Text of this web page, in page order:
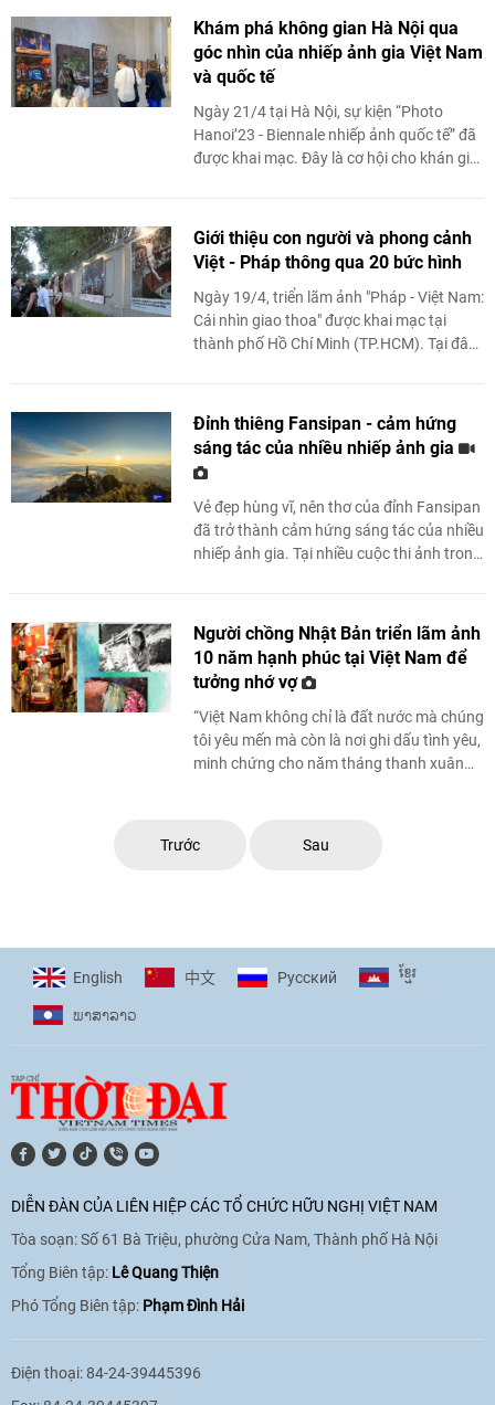
Khám phá không gian Hà Nội qua
góc nhìn của nhiếp ảnh gia Việt Nam
và quốc tế
Ngày 21/4 tại Hà Nội, sự kiện “Photo
Hanoi’23 - Biennale nhiếp ảnh quốc tế” đã
được khai mạc. Đây là cơ hội cho khán giả
Giới thiệu con người và phong cảnh
Việt - Pháp thông qua 20 bức hình
Ngày 19/4, triển lãm ảnh "Pháp - Việt Nam:
Cái nhìn giao thoa" được khai mạc tại
thành phố Hồ Chí Minh (TP.HCM). Tại đây,
Đỉnh thiêng Fansipan - cảm hứng
sáng tác của nhiều nhiếp ảnh gia
Vẻ đẹp hùng vĩ, nên thơ của đỉnh Fansipan
đã trở thành cảm hứng sáng tác của nhiều
nhiếp ảnh gia. Tại nhiều cuộc thi ảnh trong
Người chồng Nhật Bản triển lãm ảnh
10 năm hạnh phúc tại Việt Nam để
tưởng nhớ vợ
“Việt Nam không chỉ là đất nước mà chúng
tôi yêu mến mà còn là nơi ghi dấu tình yêu,
minh chứng cho năm tháng thanh xuân
Trước Sau
English 中文 Pусский ខ្មែរ
ພາ​ສາ​ລາວ
DIỄN ĐÀN CỦA LIÊN HIỆP CÁC TỔ CHỨC HỮU NGHỊ VIỆT NAM
Tòa soạn: Số 61 Bà Triệu, phường Cửa Nam, Thành phố Hà Nội
Tổng Biên tập: Lê Quang Thiện
Phó Tổng Biên tập: Phạm Đình Hải
Điện thoại: 84-24-39445396